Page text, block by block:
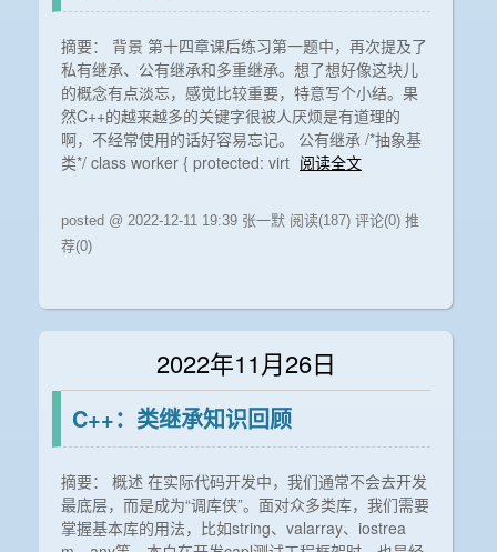
摘要： 背景 第十四章课后练习第一题中，再次提及了
私有继承、公有继承和多重继承。想了想好像这块儿
的概念有点淡忘，感觉比较重要，特意写个小结。果
然C++的越来越多的关键字很被人厌烦是有道理的
啊，不经常使用的话好容易忘记。 公有继承 /*抽象基
类*/ class worker { protected: virt 阅读全文
posted @ 2022-12-11 19:39 张一默 阅读(187) 评论(0) 推
荐(0)
2022年11月26日
C++：类继承知识回顾
摘要： 概述 在实际代码开发中，我们通常不会去开发
最底层，而是成为“调库侠”。面对众多类库，我们需要
掌握基本库的用法，比如string、valarray、iostrea